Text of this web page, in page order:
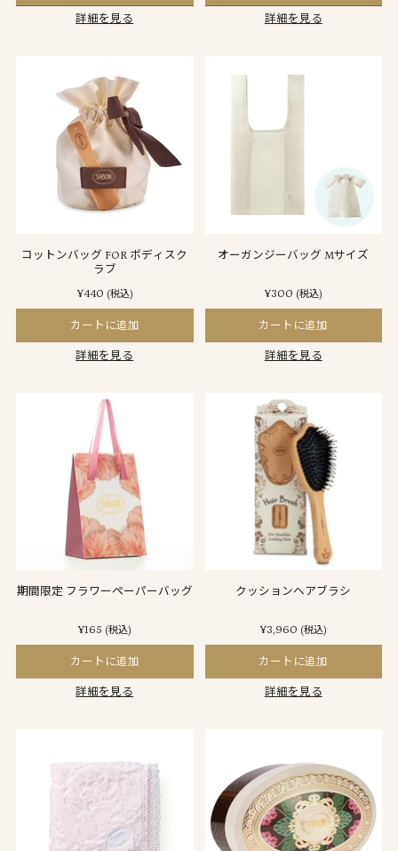
詳細を見る 詳細を見る
コットンバッグ FOR ボディスク
ラブ
¥440 (税込)
カートに追加
詳細を見る
オーガンジーバッグ Mサイズ
¥300 (税込)
カートに追加
詳細を見る
期間限定 フラワーペーパーバッグ
¥165 (税込)
カートに追加
詳細を見る
クッションヘアブラシ
¥3,960 (税込)
カートに追加
詳細を見る